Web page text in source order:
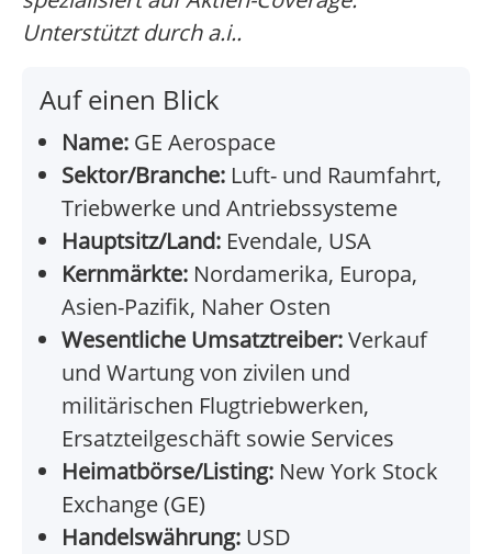
Unterstützt durch a.i..
Auf einen Blick
Name: GE Aerospace
Sektor/Branche: Luft- und Raumfahrt,
Triebwerke und Antriebssysteme
Hauptsitz/Land: Evendale, USA
Kernmärkte: Nordamerika, Europa,
Asien-Pazifik, Naher Osten
Wesentliche Umsatztreiber:Verkauf
und Wartung von zivilen und
militärischen Flugtriebwerken,
Ersatzteilgeschäft sowie Services
Heimatbörse/Listing: New York Stock
Exchange (GE)
Handelswährung: USD